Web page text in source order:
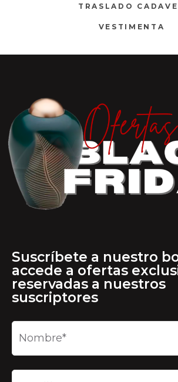
TRASLADO
VESTIMENTA
Suscríbete a nuestro
accede a ofertas
reservadas a nuestros
suscriptores